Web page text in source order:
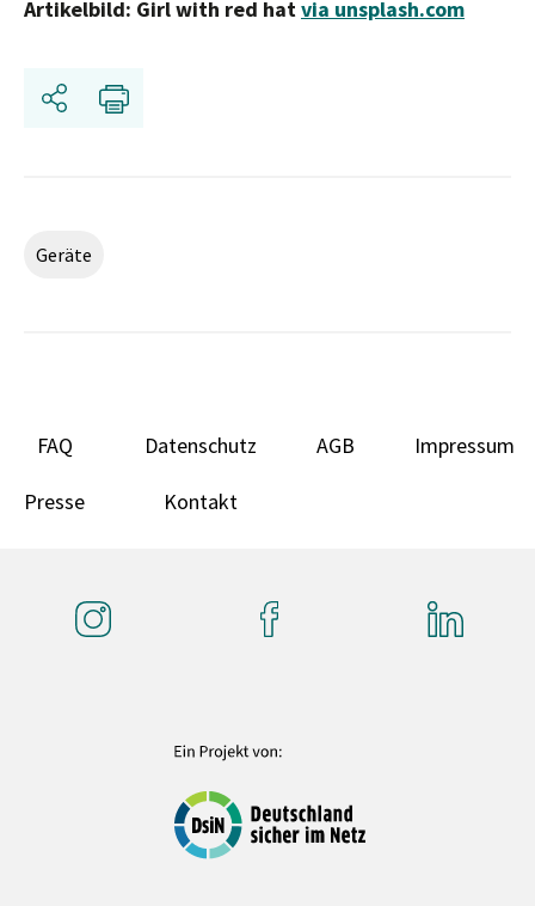
Artikelbild: Girl with red hatvia unsplash.com
Teilen
Geräte
FAQ Datenschutz AGB Impressum
Presse Kontakt